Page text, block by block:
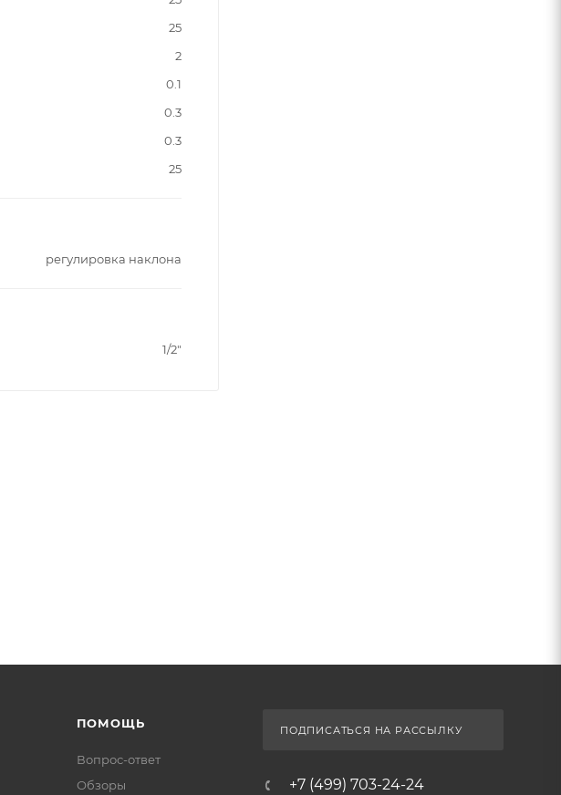
25
2
0.1
0.3
0.3
25
регулировка наклона
1/2"
ПОМОЩЬ
Вопрос-ответ
Обзоры
ПОДПИСАТЬСЯ НА РАССЫЛКУ
+7 (499) 703-24-24